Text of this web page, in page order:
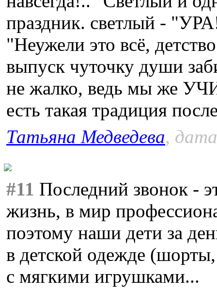
праздник. светлый -
"Неужели это всё,
выпуск чуточку души
не жалко, ведь мы же
есть такая традиция
Татьяна Медведева,
#11 Последний звонок -
жизнь, в мир
поэтому наши дети за
в детской одежде
с мягкими игрушками...